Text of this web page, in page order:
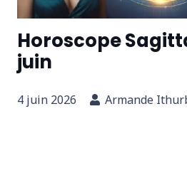
Horoscope
juin
4 juin 2026 Armande